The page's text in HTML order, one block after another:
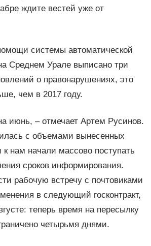
ждите вестей уже от
системы автоматической
Среднем Урале выписано три
о правонарушениях, это
чем в 2017 году.
июнь, – отмечает Артем Русинов.
с объемами вынесенных
к нам начали массово поступать
сроков информирования.
рабочую встречу с почтовиками
в следующий госконтракт,
теперь время на пересылку
четырьмя днями.